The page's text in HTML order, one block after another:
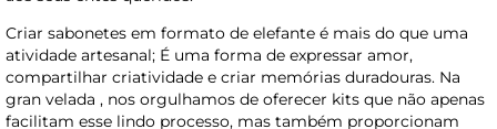
Criar sabonetes em formato de elefante é mais do que uma
atividade artesanal; É uma forma de expressar amor,
compartilhar criatividade e criar memórias duradouras. Na
gran velada , nos orgulhamos de oferecer kits que não apenas
facilitam esse lindo processo, mas também proporcionam